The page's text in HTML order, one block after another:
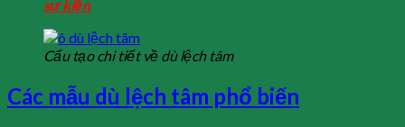
sự kiện
Cấu tạo chi tiết về dù lệch tâm
Các mẫu dù lệch tâm phổ biến